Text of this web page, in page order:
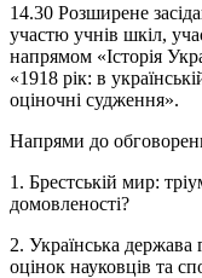
14.30 Розширене
участю учнів шкіл,
напрямом «Історія
«1918 рік: в
оціночні судження».
Напрями до
1. Брестській мир:
домовленості?
2. Українська
оцінок науковців та